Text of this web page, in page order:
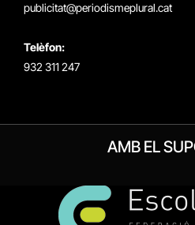
publicitat@periodismeplural.cat
Telèfon:
932 311 247
AMB EL